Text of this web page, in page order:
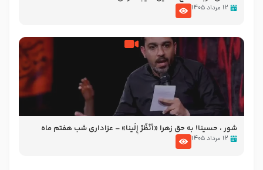
۱۲ مرداد ۱۴۰۵
شور ، حسینا! به‌ حق زهرا «أُنْظُرْ إِلَینا» – عزاداری شب هفتم ماه
محرّم 1405
۱۲ مرداد ۱۴۰۵